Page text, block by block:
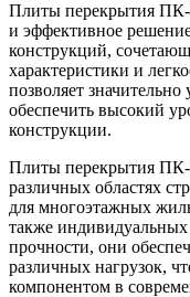
Плиты перекрытия ПК-
и эффективное
конструкций,
характеристики и
позволяет значительно
обеспечить высокий
конструкции.
Плиты перекрытия
различных областях
для многоэтажных
также индивидуальных
прочности, они
различных нагрузок,
компонентом в